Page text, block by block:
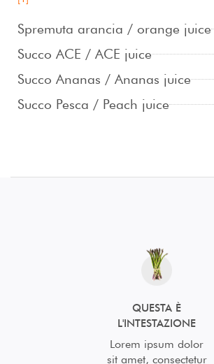
Spremuta arancia / orange juice
Succo ACE / ACE juice
Succo Ananas / Ananas juice
Succo Pesca / Peach juice
QUESTA È
L'INTESTAZIONE
Lorem ipsum dolor
sit amet, consectetur